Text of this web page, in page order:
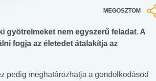
MEGOSZTOM
gyötrelmeket nem egyszerű feladat. A
fogja az életedet átalakítja az
pedig meghatározhatja a gondolkodásod